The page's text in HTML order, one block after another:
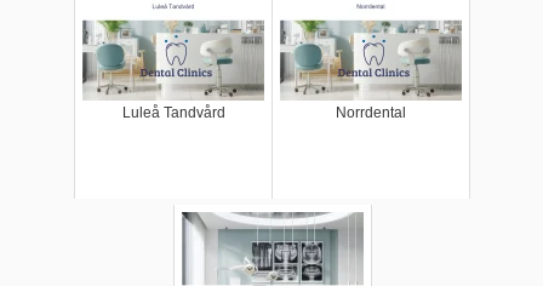
Luleå Tandvård Norrdental